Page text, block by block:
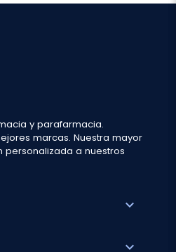
y parafarmacia.
marcas. Nuestra mayor
a nuestros
expand_more
expand_more